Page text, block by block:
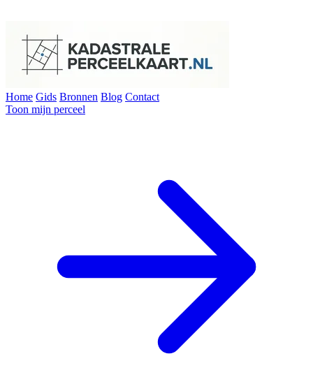
Home Gids Bronnen Blog Contact
Toon mijn perceel